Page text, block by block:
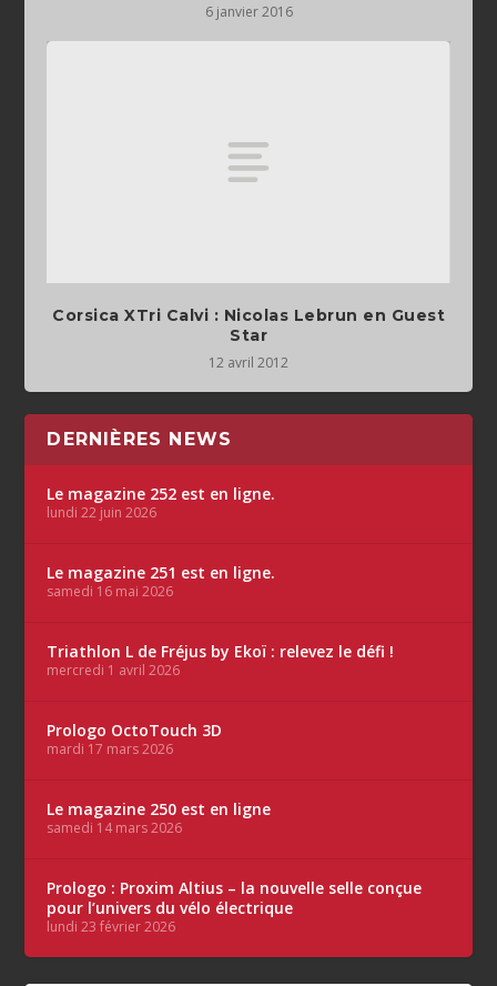
6 janvier 2016
Corsica XTri Calvi : Nicolas Lebrun en Guest
Star
12 avril 2012
DERNIÈRES NEWS
Le magazine 252 est en ligne.
lundi 22 juin 2026
Le magazine 251 est en ligne.
samedi 16 mai 2026
Triathlon L de Fréjus by Ekoï : relevez le défi !
mercredi 1 avril 2026
Prologo OctoTouch 3D
mardi 17 mars 2026
Le magazine 250 est en ligne
samedi 14 mars 2026
Prologo : Proxim Altius – la nouvelle selle conçue
pour l’univers du vélo électrique
lundi 23 février 2026